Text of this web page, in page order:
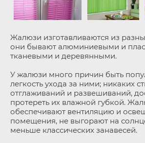
Жалюзи изготавливаются из
они бывают алюминиевыми и
тканевыми и деревянными.
У жалюзи много причин быть
легкость ухода за ними; никаких
отглаживаний и развешиваний,
протереть их влажной губкой.
обеспечивают вентиляцию и
помещения, не выгорают на
меньше классических занавесей.